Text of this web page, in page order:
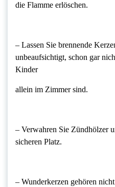
die Flamme erlöschen.
– Lassen Sie brennende
unbeaufsichtigt, schon gar
Kinder
allein im Zimmer sind.
– Verwahren Sie Zündhölzer
sicheren Platz.
– Wunderkerzen gehören